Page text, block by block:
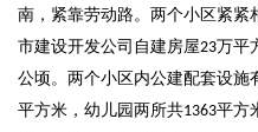
南，紧靠劳动路。两个小区紧紧
市建设开发公司自建房屋23万平
公顷。两个小区内公建配套设施
平方米，幼儿园两所共1363平方